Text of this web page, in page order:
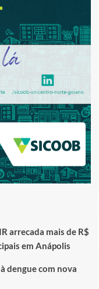
arrecada mais de R$
em Anápolis
dengue com nova